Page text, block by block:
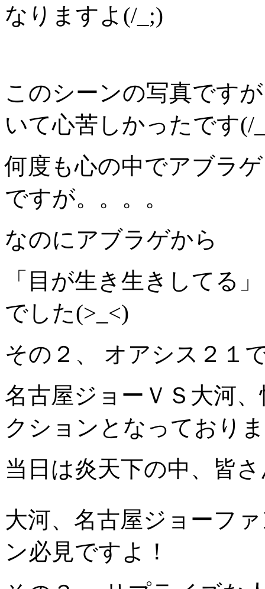
なりますよ(/_;)
このシーンの写真です
いて心苦しかったです(/
何度も心の中でアブラ
ですが。。。。
なのにアブラゲから
「目が生き生きしてる
でした(>_<)
その２、 オアシス２１
名古屋ジョーＶＳ大河
クションとなっており
当日は炎天下の中、皆
大河、名古屋ジョーフ
ン必見ですよ！